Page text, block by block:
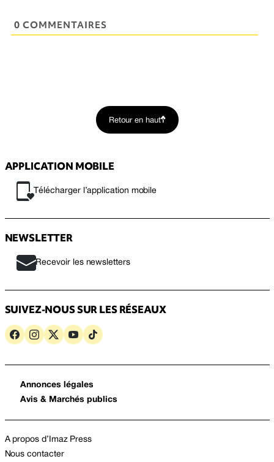
0 COMMENTAIRES
Retour en haut
APPLICATION MOBILE
Télécharger l’application mobile
NEWSLETTER
Recevoir les newsletters
SUIVEZ-NOUS SUR LES RÉSEAUX
Annonces légales
Avis & Marchés publics
A propos d’Imaz Press
Nous contacter